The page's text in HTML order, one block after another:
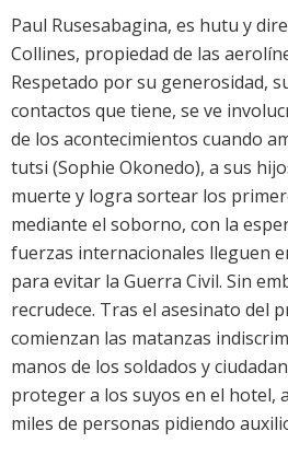
Paul Rusesabagina, es hutu y
Collines, propiedad de las
Respetado por su generosidad,
contactos que tiene, se ve
de los acontecimientos cuando
tutsi (Sophie Okonedo), a sus
muerte y logra sortear los
mediante el soborno, con la
fuerzas internacionales lleguen
para evitar la Guerra Civil. Sin
recrudece. Tras el asesinato del
comienzan las matanzas
manos de los soldados y
proteger a los suyos en el hotel,
miles de personas pidiendo